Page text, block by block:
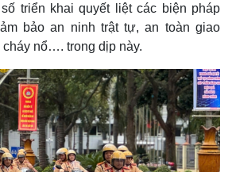
triển khai quyết liệt các biện pháp
bảo an ninh trật tự, an toàn giao
nổ…. trong dịp này.